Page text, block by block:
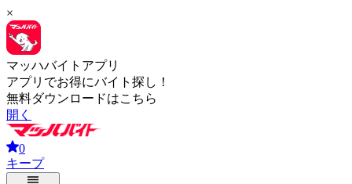
×
マッハバイトアプリ
アプリでお得にバイト探し！
無料ダウンロードはこちら
開く
0
キープ